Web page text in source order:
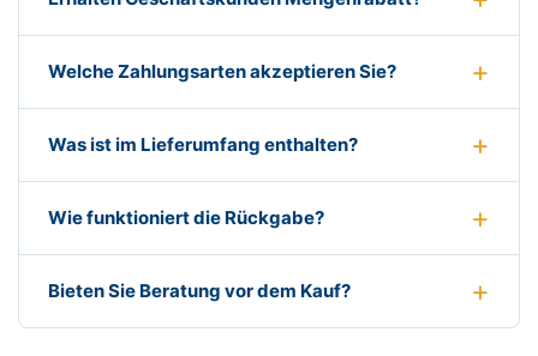
Welche Zahlungsarten akzeptieren Sie?
Was ist im Lieferumfang enthalten?
Wie funktioniert die Rückgabe?
Bieten Sie Beratung vor dem Kauf?